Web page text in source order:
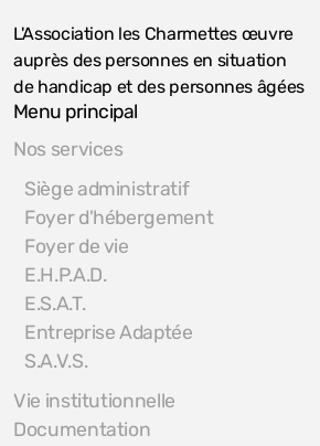
L'Association les Charmettes œuvre
auprès des personnes en situation
de handicap et des personnes âgées
Menu principal
Nos services
Siège administratif
Foyer d'hébergement
Foyer de vie
E.H.P.A.D.
E.S.A.T.
Entreprise Adaptée
S.A.V.S.
Vie institutionnelle
Documentation